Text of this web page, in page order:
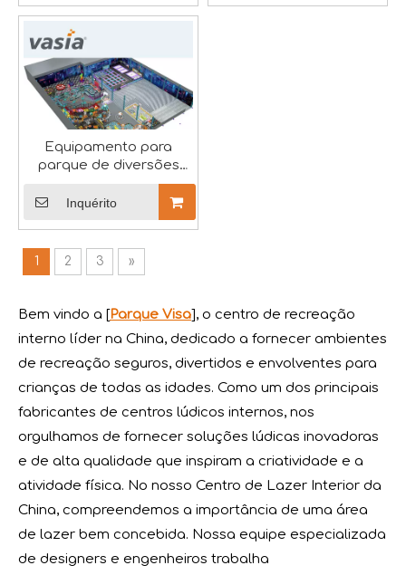
A RAAPA EXPO de brinquedos e equipamentos de
Desejos do Festival do Barco-Dragão: Saúde, Riqueza e Felicidade
Equipamento para
parque de diversões
Inquérito
1 2 3 »
Bem vindo a [Parque Visa], o centro de recreação
interno líder na China, dedicado a fornecer ambientes
de recreação seguros, divertidos e envolventes para
crianças de todas as idades. Como um dos principais
fabricantes de centros lúdicos internos, nos
orgulhamos de fornecer soluções lúdicas inovadoras
e de alta qualidade que inspiram a criatividade e a
atividade física. No nosso Centro de Lazer Interior da
China, compreendemos a importância de uma área
de lazer bem concebida. Nossa equipe especializada
de designers e engenheiros trabalha